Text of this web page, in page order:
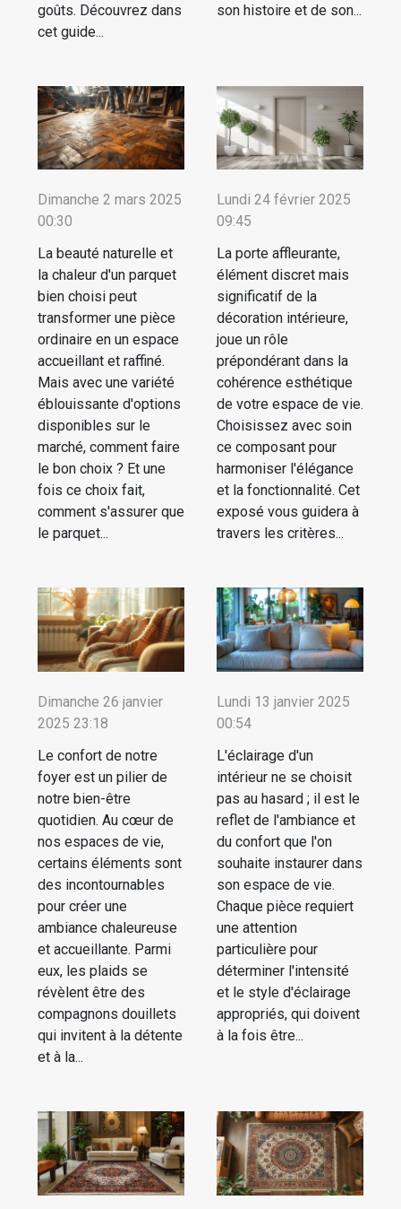
goûts. Découvrez dans
cet guide...
son histoire et de son...
Dimanche 2 mars 2025
00:30
La beauté naturelle et
la chaleur d'un parquet
bien choisi peut
transformer une pièce
ordinaire en un espace
accueillant et raffiné.
Mais avec une variété
éblouissante d'options
disponibles sur le
marché, comment faire
le bon choix ? Et une
fois ce choix fait,
comment s'assurer que
le parquet...
Lundi 24 février 2025
09:45
La porte affleurante,
élément discret mais
significatif de la
décoration intérieure,
joue un rôle
prépondérant dans la
cohérence esthétique
de votre espace de vie.
Choisissez avec soin
ce composant pour
harmoniser l'élégance
et la fonctionnalité. Cet
exposé vous guidera à
travers les critères...
Dimanche 26 janvier
2025 23:18
Le confort de notre
foyer est un pilier de
notre bien-être
quotidien. Au cœur de
nos espaces de vie,
certains éléments sont
des incontournables
pour créer une
ambiance chaleureuse
et accueillante. Parmi
eux, les plaids se
révèlent être des
compagnons douillets
qui invitent à la détente
et à la...
Lundi 13 janvier 2025
00:54
L'éclairage d'un
intérieur ne se choisit
pas au hasard ; il est le
reflet de l'ambiance et
du confort que l'on
souhaite instaurer dans
son espace de vie.
Chaque pièce requiert
une attention
particulière pour
déterminer l'intensité
et le style d'éclairage
appropriés, qui doivent
à la fois être...